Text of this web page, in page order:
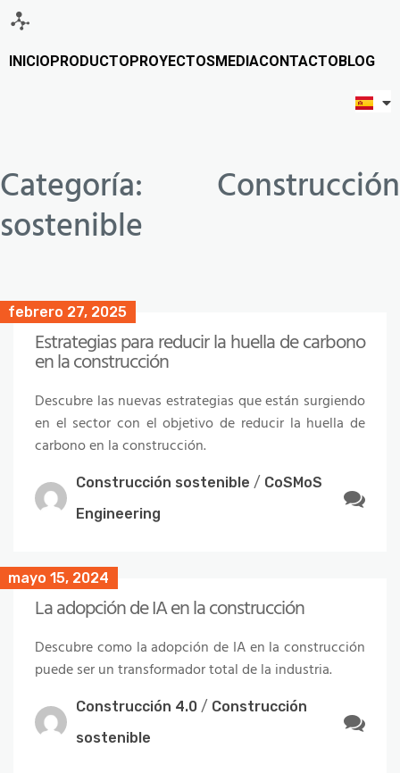
INICIO PRODUCTO PROYECTOSMEDIACONTACTO BLOG
Categoría: Construcción
sostenible
febrero 27, 2025
Estrategias para reducir la huella de carbono
en la construcción
Descubre las nuevas estrategias que están surgiendo
en el sector con el objetivo de reducir la huella de
carbono en la construcción.
Construcción sostenible / CoSMoS
Engineering
mayo 15, 2024
La adopción de IA en la construcción
Descubre como la adopción de IA en la construcción
puede ser un transformador total de la industria.
Construcción 4.0 / Construcción
sostenible